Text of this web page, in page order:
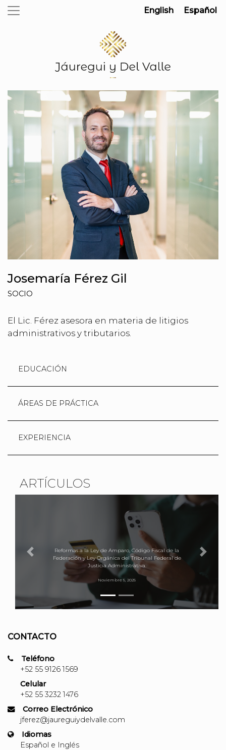
English Español
Josemaría Férez Gil
SOCIO
El Lic. Férez asesora en materia de litigios
administrativos y tributarios.
EDUCACIÓN
ÁREAS DE PRÁCTICA
EXPERIENCIA
ARTÍCULOS
Reformas a la Ley de Amparo, Código Fiscal de la
Federación y Ley Orgánica del Tribunal Federal de
Justicia Administrativa.
Noviembre 5, 2025
Previous Next
CONTACTO
Teléfono
+52 55 9126 1569
Celular
+52 55 3232 1476
Correo Electrónico
jferez@jaureguiydelvalle.com
Idiomas
Español e Inglés